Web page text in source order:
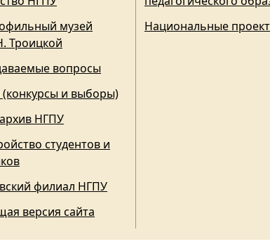
музей
Троицкой
вопросы
(конкурсы и выборы)
НГПУ
студентов и
филиал НГПУ
версия сайта
Национальные